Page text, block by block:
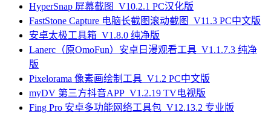
HyperSnap 屏幕截图_V10.2.1 PC汉化版
FastStone Capture 电脑长截图滚动截图_V11.3 PC中文版
安卓太极工具箱_V1.8.0 纯净版
Lanerc（原OmoFun）安卓日漫观看工具_V1.1.7.3 纯净
版
Pixelorama 像素画绘制工具_V1.2 PC中文版
myDV 第三方抖音APP_V1.2.19 TV电视版
Fing Pro 安卓多功能网络工具包_V12.13.2 专业版